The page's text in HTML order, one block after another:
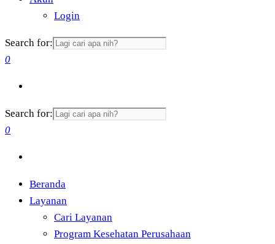
Login
Search for:
0
Search for:
0
Beranda
Layanan
Cari Layanan
Program Kesehatan Perusahaan